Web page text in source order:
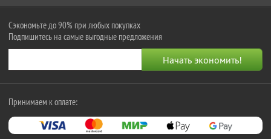
Сэкономьте до 90% при любых покупках
Подпишитесь на самые выгодные предложения
Принимаем к оплате: